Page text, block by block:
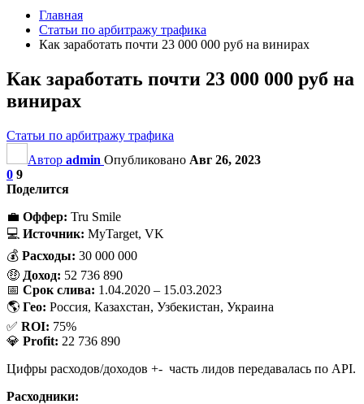
Главная
Статьи по арбитражу трафика
Как заработать почти 23 000 000 руб на винирах
Как заработать почти 23 000 000 руб на
винирах
Статьи по арбитражу трафика
Автор admin Опубликовано Авг 26, 2023
0 9
Поделится
💼 Оффер: Tru Smile
💻 Источник: MyTarget, VK
💰 Расходы: 30 000 000
🤑 Доход: 52 736 890
📅 Срок слива: 1.04.2020 – 15.03.2023
🌎 Гео: Россия, Казахстан, Узбекистан, Украина
✅ ROI: 75%
💎 Profit: 22 736 890
Цифры расходов/доходов +- часть лидов передавалась по API.
Расходники: